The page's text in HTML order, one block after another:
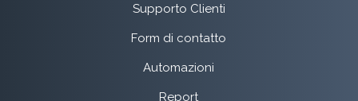
Supporto Clienti
Form di contatto
Automazioni
Report